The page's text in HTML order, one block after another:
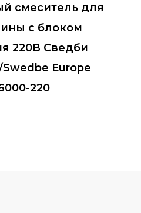
смеситель для
с блоком
220В Сведби
Europe
220